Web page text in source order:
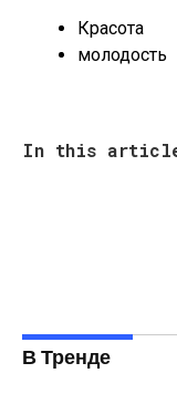
Красота
молодость
In this
В Тренде